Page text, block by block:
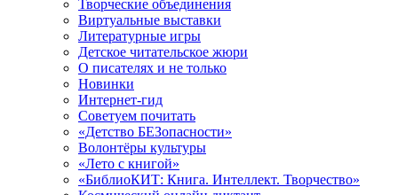
Творческие объединения
Виртуальные выставки
Литературные игры
Детское читательское жюри
О писателях и не только
Новинки
Интернет-гид
Советуем почитать
«Детство БЕЗопасности»
Волонтёры культуры
«Лето с книгой»
«БиблиоКИТ: Книга. Интеллект. Творчество»